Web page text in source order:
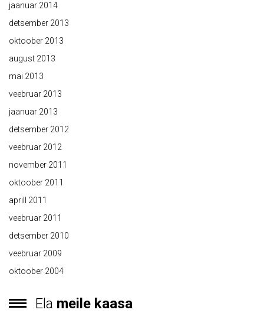
jaanuar 2014
detsember 2013
oktoober 2013
august 2013
mai 2013
veebruar 2013
jaanuar 2013
detsember 2012
veebruar 2012
november 2011
oktoober 2011
aprill 2011
veebruar 2011
detsember 2010
veebruar 2009
oktoober 2004
Ela meile kaasa